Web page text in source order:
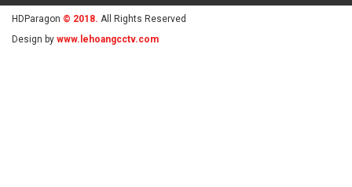
HDParagon © 2018. All Rights Reserved
Design by www.lehoangcctv.com